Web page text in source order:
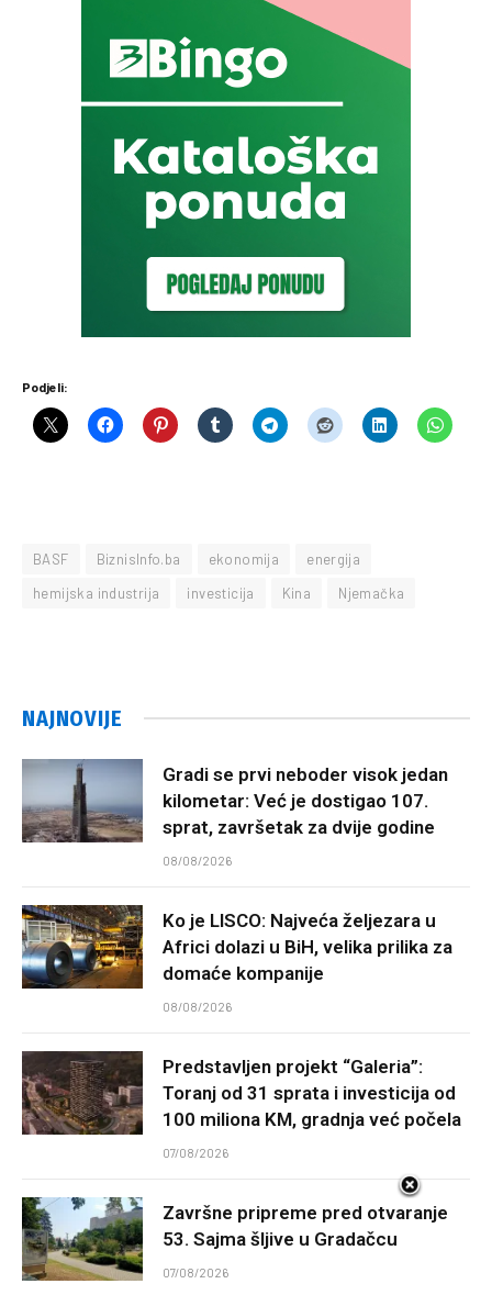
Podjeli:
BASF BiznisInfo.ba ekonomija
energija
hemijska industrija
investicija Kina Njemačka
NAJNOVIJE
Gradi se prvi neboder visok jedan
kilometar: Već je dostigao 107.
sprat, završetak za dvije godine
08/08/2026
Ko je LISCO: Najveća željezara u
Africi dolazi u BiH, velika prilika za
domaće kompanije
08/08/2026
Predstavljen projekt “Galeria”:
Toranj od 31 sprata i investicija od
100 miliona KM, gradnja već počela
07/08/2026
Završne pripreme pred otvaranje
53. Sajma šljive u Gradačcu
07/08/2026